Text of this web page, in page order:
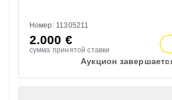
Номер: 11305211
2.000 €
сумма принятой ставки
Аукцион